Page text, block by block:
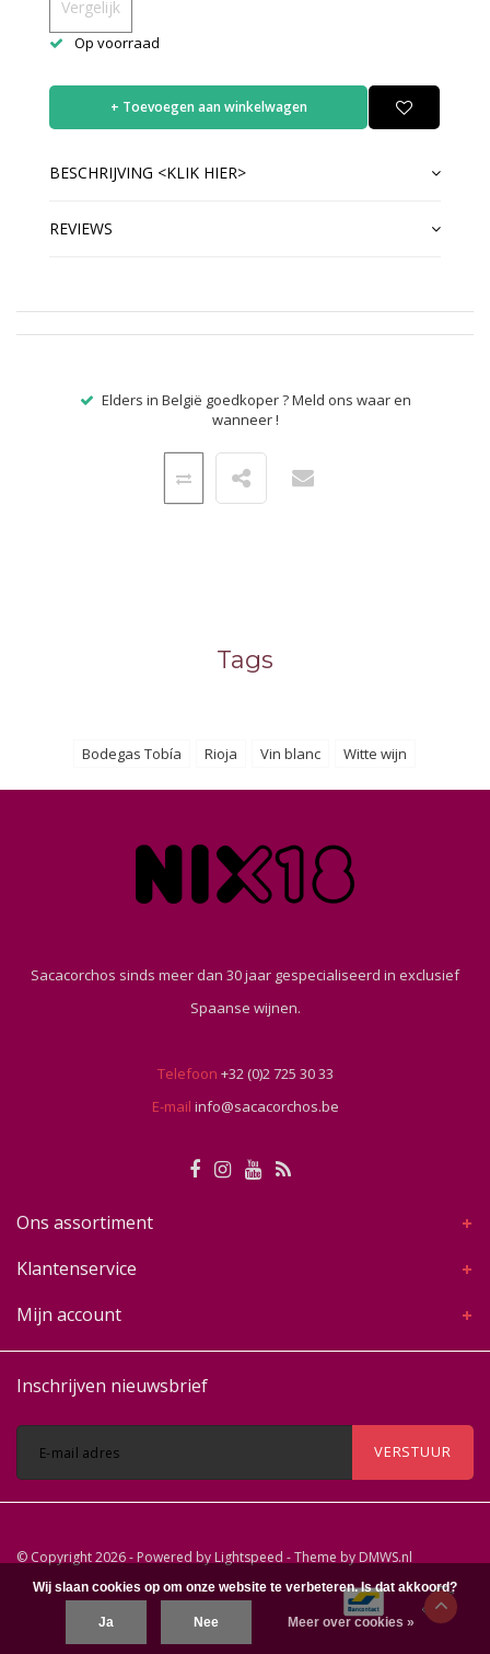
Vergelijk
Op voorraad
+ Toevoegen aan winkelwagen
BESCHRIJVING <KLIK HIER>
REVIEWS
Elders in België goedkoper ? Meld ons waar en
wanneer !
Tags
Bodegas Tobía Rioja Vin blanc Witte wijn
Sacacorchos sinds meer dan 30 jaar gespecialiseerd in exclusief
Spaanse wijnen.
Telefoon +32 (0)2 725 30 33
E-mail info@sacacorchos.be
Ons assortiment
Klantenservice
Mijn account
Inschrijven nieuwsbrief
VERSTUUR
© Copyright 2026 - Powered by Lightspeed - Theme by DMWS.nl
Wij slaan cookies op om onze website te verbeteren. Is dat akkoord?
Ja Nee Meer over cookies »